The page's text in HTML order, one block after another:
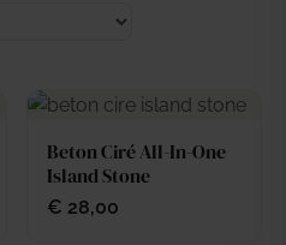
Beton Ciré All-In-One
Island Stone
€ 28,00